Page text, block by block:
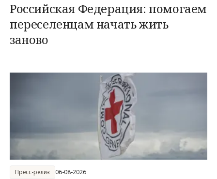
Российская Федерация: помогаем
переселенцам начать жить
заново
Пресс-релиз 06-08-2026